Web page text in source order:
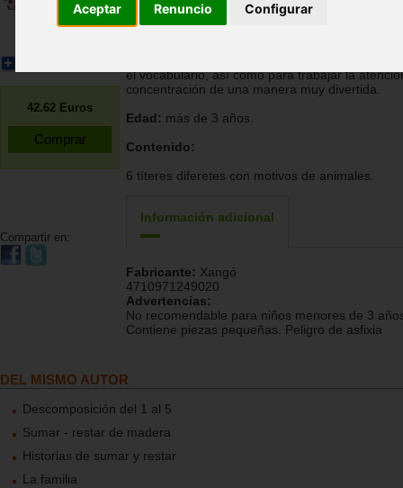
Aceptar Renuncio Configurar
42.62 Euros
Compartir en:
Una gran gama de títeres realizados con
gran calidad y colorido para atraer a los niños a
el vocabulario, así como para trabajar la
concentración de una manera muy divertida.
Edad: más de 3 años.
Contenido:
6 títeres diferetes con motivos de animales.
Información adicional
Fabricante: Xangó
4710971249020
Advertencias:
No recomendable para niños menores de 3
Contiene piezas pequeñas. Peligro de asfixia
DEL MISMO AUTOR
Descomposición del 1 al 5
Sumar - restar de madera
Historias de sumar y restar
La familia